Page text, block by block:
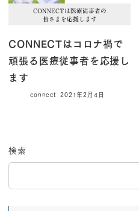
CONNECTはコロナ禍で
頑張る医療従事者を応援し
ます
connect 2021年2月4日
検索